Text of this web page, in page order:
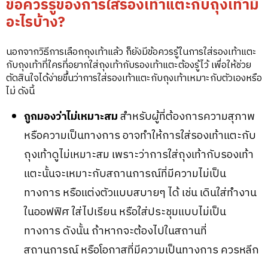
ข้อควรรู้ของการใส่รองเท้าแตะกับถุงเท้ามี
อะไรบ้าง?
นอกจากวิธีการเลือกถุงเท้าแล้ว ก็ยังมีข้อควรรู้ในการใส่รองเท้าแตะ
กับถุงเท้าที่ใครที่อยากใส่ถุงเท้ากับรองเท้าแตะต้องรู้ไว้ เพื่อให้ช่วย
ตัดสินใจได้ง่ายขึ้นว่าการใส่รองเท้าแตะกับถุงเท้าเหมาะกับตัวเองหรือ
ไม่ ดังนี้
ถูกมองว่าไม่เหมาะสมสำหรับผู้ที่ต้องการความสุภาพ
หรือความเป็นทางการ อาจทำให้การใส่รองเท้าแตะกับ
ถุงเท้าดูไม่เหมาะสม เพราะว่าการใส่ถุงเท้ากับรองเท้า
แตะนั้นจะเหมาะกับสถานการณ์ที่มีความไม่เป็น
ทางการ หรือแต่งตัวแบบสบายๆ ได้ เช่น เดินใส่ทำงาน
ในออฟฟิศ ใส่ไปเรียน หรือใส่ประชุมแบบไม่เป็น
ทางการ ดังนั้น ถ้าหากจะต้องไปในสถานที่
สถานการณ์ หรือโอกาสที่มีความเป็นทางการ ควรหลีก